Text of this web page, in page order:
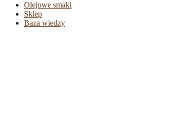
Olejowe smaki
Sklep
Baza wiedzy